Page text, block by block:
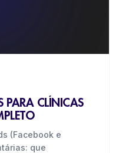
PARA CLÍNICAS
(Facebook e
que